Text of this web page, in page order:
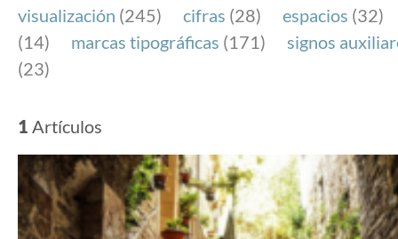
visualización (245) cifras (28) espacios (32)
(14)
marcas tipográficas (171)
signos
(23)
1 Artículos